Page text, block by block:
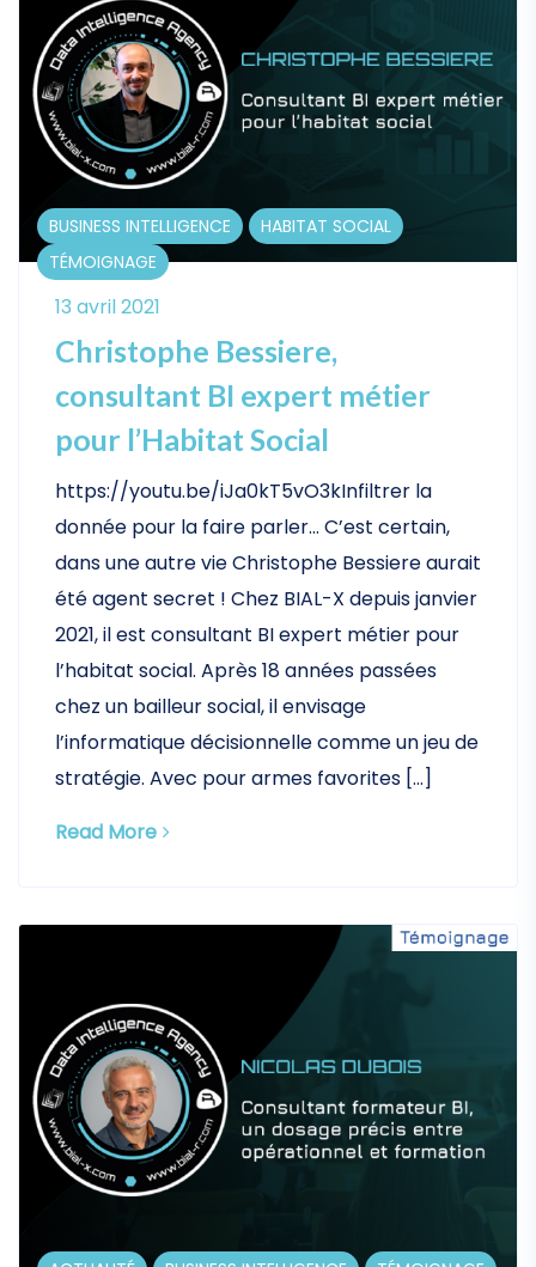
BUSINESS INTELLIGENCE
HABITAT SOCIAL
TÉMOIGNAGE
13 avril 2021
Christophe Bessiere,
consultant BI expert métier
pour l’Habitat Social
https://youtu.be/iJa0kT5vO3kInfiltrer la
donnée pour la faire parler… C’est certain,
dans une autre vie Christophe Bessiere aurait
été agent secret ! Chez BIAL-X depuis janvier
2021, il est consultant BI expert métier pour
l’habitat social. Après 18 années passées
chez un bailleur social, il envisage
l’informatique décisionnelle comme un jeu de
stratégie. Avec pour armes favorites […]
Read More